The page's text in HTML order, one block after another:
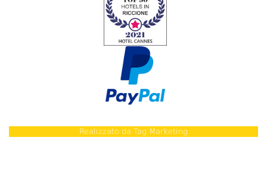
Realizzato da Tag Marketing